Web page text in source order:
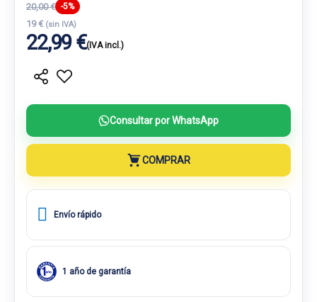
20,00 € -5%
19 € (sin IVA)
22,99 €(IVA incl.)
Consultar por WhatsApp
COMPRAR
Envío rápido
1 año de garantía